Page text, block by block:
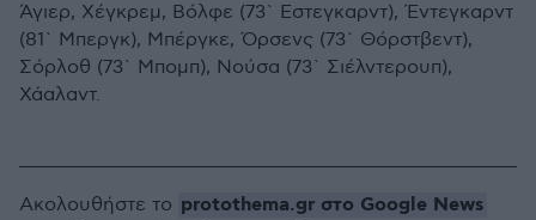
Άγιερ, Χέγκρεμ, Βόλφε (73` Εστεγκαρντ), Έντεγκαρντ
(81` Μπεργκ), Μπέργκε, Όρσενς (73` Θόρστβεντ),
Σόρλοθ (73` Μπομπ), Νούσα (73` Σιέλντερουπ),
Χάαλαντ.
Ακολουθήστε το protothema.gr στο Google News